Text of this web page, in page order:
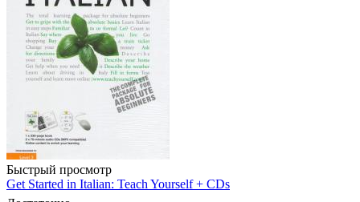
Быстрый просмотр
Get Started in Italian: Teach Yourself + CDs